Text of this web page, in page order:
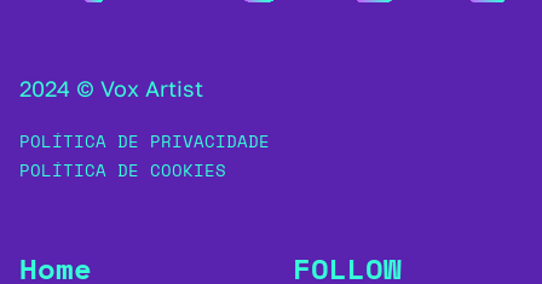
2024 © Vox Artist
POLÍTICA DE PRIVACIDADE
POLÍTICA DE COOKIES
Home FOLLOW